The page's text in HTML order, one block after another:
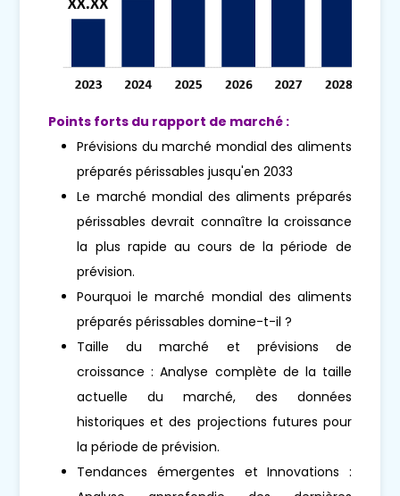
Points forts du rapport de marché :
Prévisions du marché mondial des aliments
préparés périssables jusqu'en 2033
Le marché mondial des aliments préparés
périssables devrait connaître la croissance
la plus rapide au cours de la période de
prévision.
Pourquoi le marché mondial des aliments
préparés périssables domine-t-il ?
Taille du marché et prévisions de
croissance : Analyse complète de la taille
actuelle du marché, des données
historiques et des projections futures pour
la période de prévision.
Tendances émergentes et Innovations :